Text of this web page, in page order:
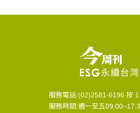
服務電話:(02)2581-6196 按 1
服務時間:週一至五